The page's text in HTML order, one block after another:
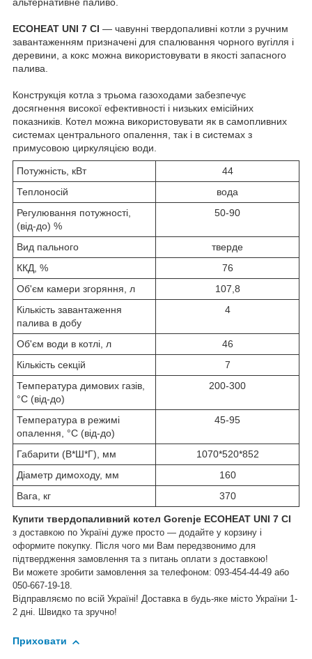
альтернативне паливо.
ECOHEAT UNI 7 CI ― чавунні твердопаливні котли з ручним
завантаженням призначені для спалювання чорного вугілля і
деревини, а кокс можна використовувати в якості запасного
палива.
Конструкція котла з трьома газоходами забезпечує
досягнення високої ефективності і низьких емісійних
показників. Котел можна використовувати як в самопливних
системах центрального опалення, так і в системах з
примусовою циркуляцією води.
Потужність, кВт
44
Теплоносій
вода
Регулювання потужності,
(від-до) %
50-90
Вид пального
тверде
ККД, %
76
Об'єм камери згоряння, л
107,8
Кількість завантаження
палива в добу
4
Об'єм води в котлі, л
46
Кількість секцій
7
Температура димових газів,
°C (від-до)
200-300
Температура в режимі
опалення, °C (від-до)
45-95
Габарити (В*Ш*Г), мм
1070*520*852
Діаметр димоходу, мм
160
Вага, кг
370
Купити твердопаливний котел Gorenje ECOHEAT UNI 7 CI
з доставкою по Україні дуже просто ― додайте у корзину і
оформите покупку. Після чого ми Вам передзвонимо для
підтвердження замовлення та з питань оплати з доставкою!
Ви можете зробити замовлення за телефоном: 093-454-44-49 або
050-667-19-18.
Відправляємо по всій Україні! Доставка в будь-яке місто України 1-
2 дні. Швидко та зручно!
Приховати